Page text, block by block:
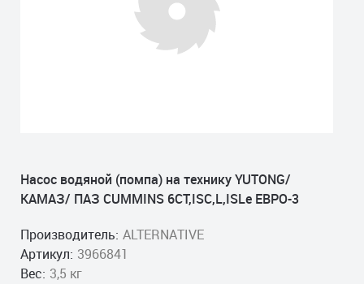
Насос водяной (помпа) на технику YUTONG/
КАМАЗ/ ПАЗ CUMMINS 6CT,ISC,L,ISLe ЕВРО-3
Производитель: ALTERNATIVE
Артикул: 3966841
Вес: 3,5 кг